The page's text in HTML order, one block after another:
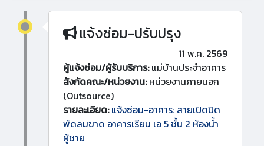
แจ้งซ่อม-ปรับปรุง
11 พ.ค. 2569
ผู้แจ้งซ่อม/ผู้รับบริการ:แม่บ้านประจำอาคาร
สังกัดคณะ/หน่วยงาน:หน่วยงานภายนอก
(Outsource)
รายละเอียด: แจ้งซ่อม-อาคาร: สายเปิดปิด
พัดลมขาด อาคารเรียน เอ 5 ชั้น 2 ห้องน้ำ
ผู้ชาย